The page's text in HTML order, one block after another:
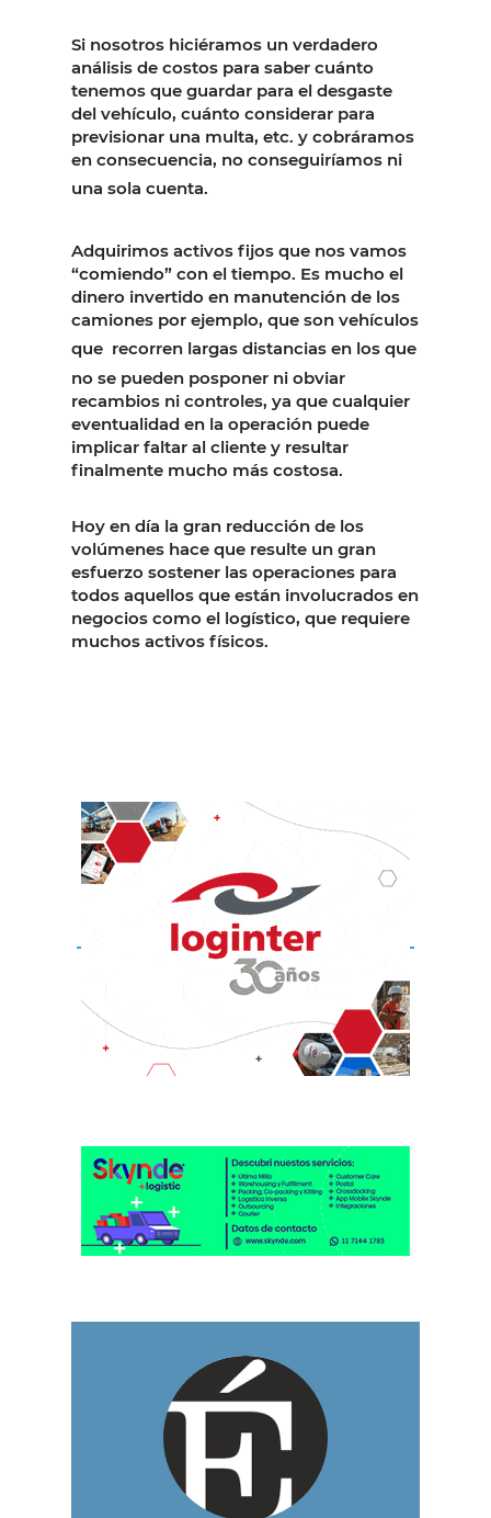
Si nosotros hiciéramos un verdadero
análisis de costos para saber cuánto
tenemos que guardar para el desgaste
del vehículo, cuánto considerar para
previsionar una multa, etc. y cobráramos
en consecuencia, no conseguiríamos ni
una sola cuenta.
Adquirimos activos fijos que nos vamos
“comiendo” con el tiempo. Es mucho el
dinero invertido en manutención de los
camiones por ejemplo, que son vehículos
que recorren largas distancias en los que
no se pueden posponer ni obviar
recambios ni controles, ya que cualquier
eventualidad en la operación puede
implicar faltar al cliente y resultar
finalmente mucho más costosa.
Hoy en día la gran reducción de los
volúmenes hace que resulte un gran
esfuerzo sostener las operaciones para
todos aquellos que están involucrados en
negocios como el logístico, que requiere
muchos activos físicos.